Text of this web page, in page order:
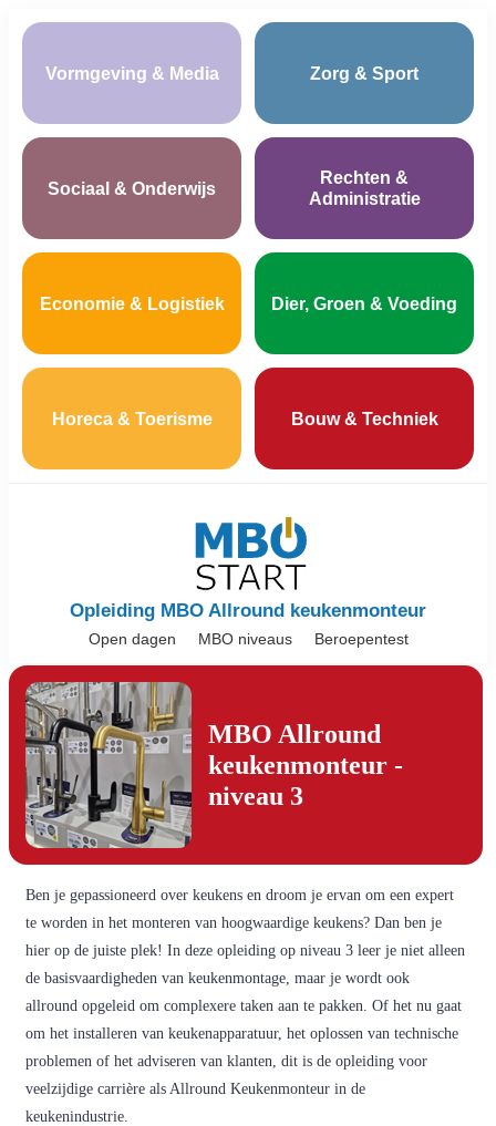
Vormgeving & Media Zorg & Sport
Sociaal & Onderwijs
Rechten &
Administratie
Economie & Logistiek Dier, Groen & Voeding
Horeca & Toerisme Bouw & Techniek
Opleiding MBO Allround keukenmonteur
Open dagen MBO niveaus Beroepentest
MBO Allround
keukenmonteur -
niveau 3
Ben je gepassioneerd over keukens en droom je ervan om een expert
te worden in het monteren van hoogwaardige keukens? Dan ben je
hier op de juiste plek! In deze opleiding op niveau 3 leer je niet alleen
de basisvaardigheden van keukenmontage, maar je wordt ook
allround opgeleid om complexere taken aan te pakken. Of het nu gaat
om het installeren van keukenapparatuur, het oplossen van technische
problemen of het adviseren van klanten, dit is de opleiding voor
veelzijdige carrière als Allround Keukenmonteur in de
keukenindustrie.